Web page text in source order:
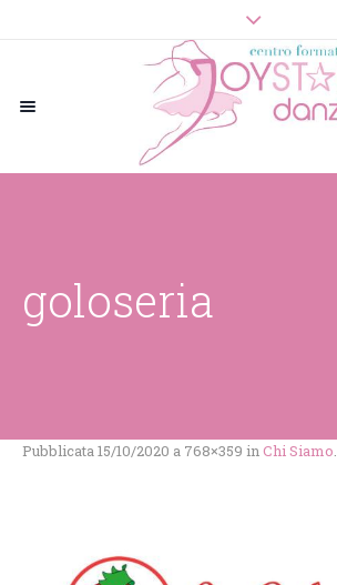
goloseria
Pubblicata15/10/2020 a 768×359 inChi Siamo.